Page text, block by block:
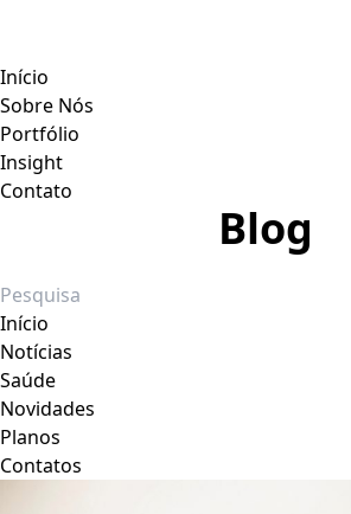
Início
Sobre Nós
Portfólio
Insight
Contato
Blog
Início
Notícias
Saúde
Novidades
Planos
Contatos